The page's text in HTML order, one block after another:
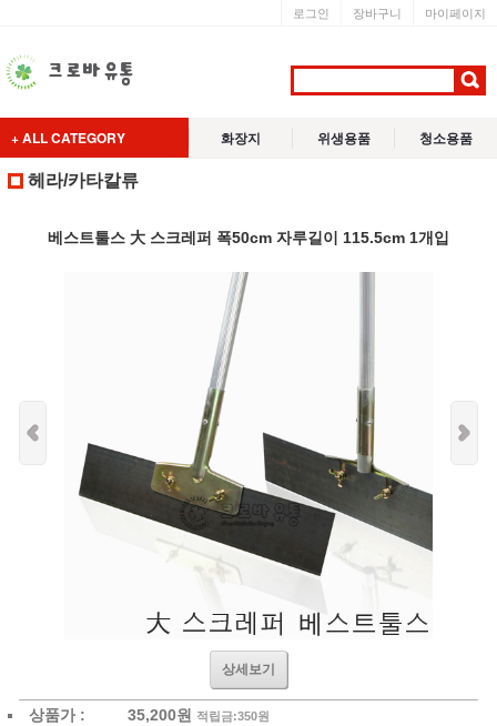
로그인 장바구니 마이페이지
+ ALL CATEGORY 화장지 위생용품 청소용품
헤라/카타칼류
베스트툴스 大 스크레퍼 폭50cm 자루길이 115.5cm 1개입
상세보기
상품가 : 35,200원 적립금:350원